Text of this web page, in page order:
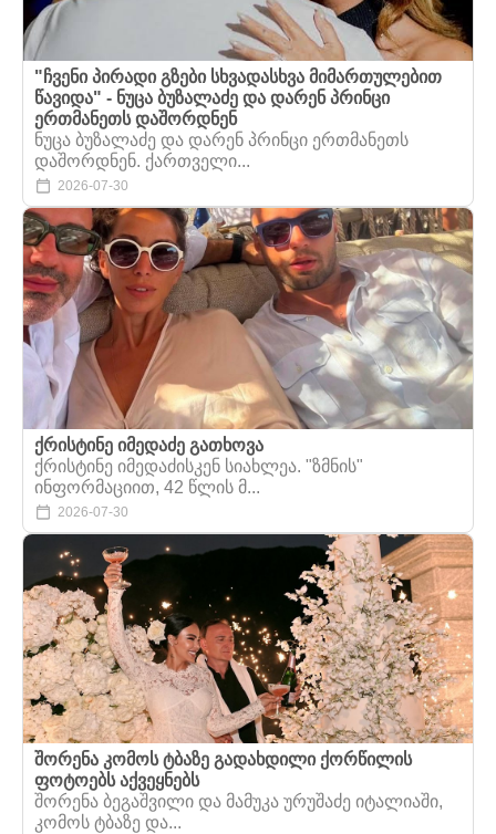
"ჩვენი პირადი გზები სხვადასხვა მიმართულებით
წავიდა" - ნუცა ბუზალაძე და დარენ პრინცი
ერთმანეთს დაშორდნენ
ნუცა ბუზალაძე და დარენ პრინცი ერთმანეთს
დაშორდნენ. ქართველი...
2026-07-30
ქრისტინე იმედაძე გათხოვა
ქრისტინე იმედაძისკენ სიახლეა. "ზმნის"
ინფორმაციით, 42 წლის მ...
2026-07-30
შორენა კომოს ტბაზე გადახდილი ქორწილის
ფოტოებს აქვეყნებს
შორენა ბეგაშვილი და მამუკა ურუშაძე იტალიაში,
კომოს ტბაზე და...